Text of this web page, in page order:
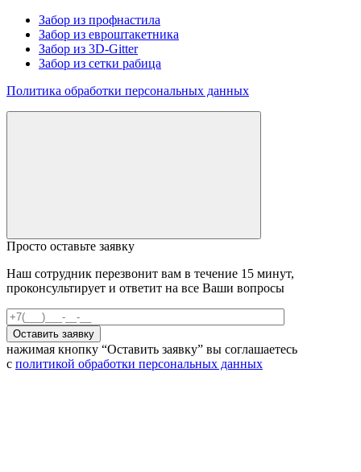
Забор из профнастила
Забор из евроштакетника
Забор из 3D-Gitter
Забор из сетки рабица
Политика обработки персональных данных
Просто оставьте заявку
Наш сотрудник перезвонит вам в течение 15 минут,
проконсультирует и ответит на все Ваши вопросы
нажимая кнопку “Оставить заявку” вы соглашаетесь
с политикой обработки персональных данных